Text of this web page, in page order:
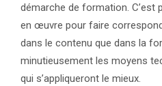
démarche de formation.
en œuvre pour faire
dans le contenu que dans la
minutieusement les moyens
qui s’appliqueront le mieux.